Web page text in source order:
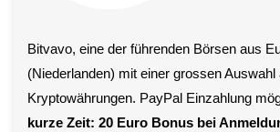
Bitvavo, eine der führenden Börsen aus
(Niederlanden) mit einer grossen Auswahl
Kryptowährungen. PayPal Einzahlung
kurze Zeit: 20 Euro Bonus bei